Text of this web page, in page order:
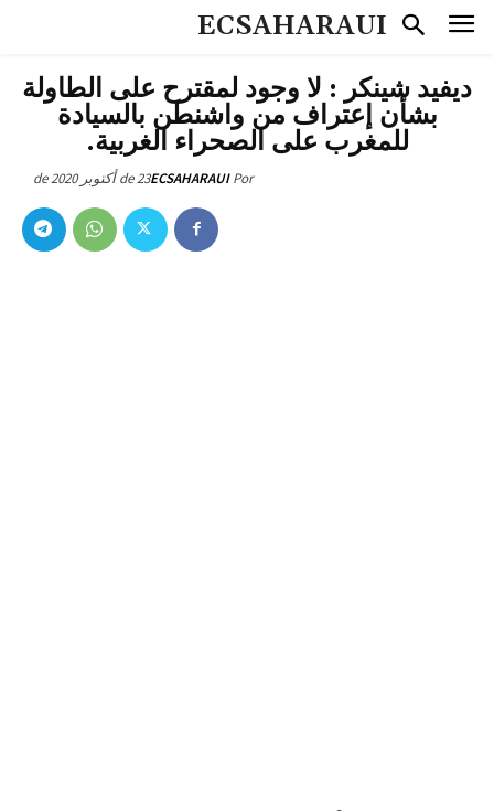
ECSAHARAUI
ديفيد شينكر : لا وجود لمقترح على الطاولة
بشأن إعتراف من واشنطن بالسيادة
للمغرب على الصحراء الغربية.
Por
ECSAHARAUI23 de أكتوبر de 2020